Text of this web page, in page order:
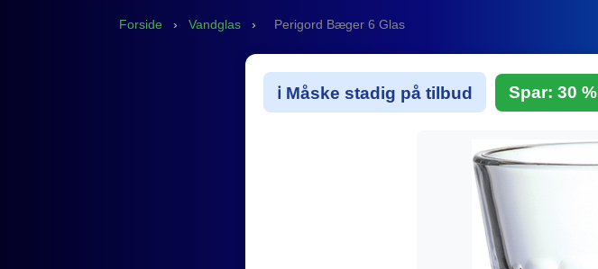
Forside › Vandglas › Perigord Bæger 6 Glas
ℹ️ Måske stadig på tilbud Spar: 30 %